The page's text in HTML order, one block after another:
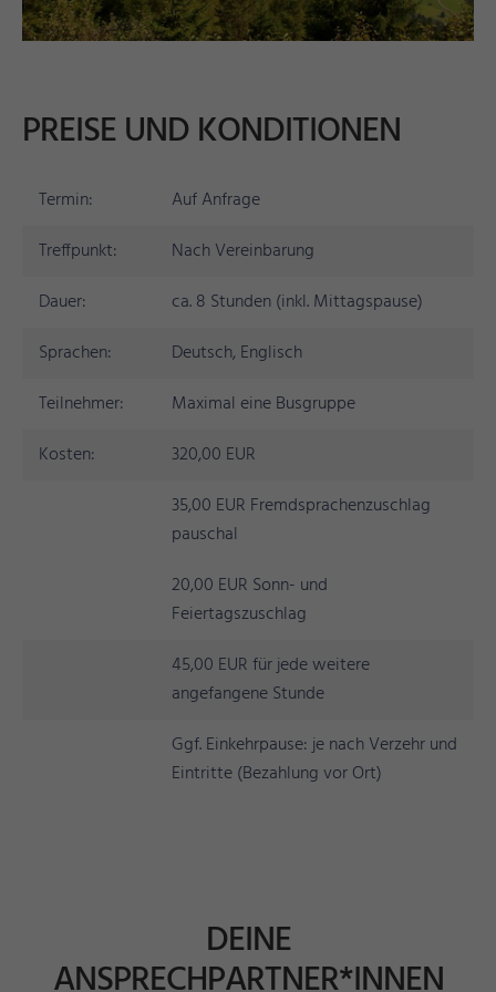
PREISE UND KONDITIONEN
Termin:
Auf Anfrage
Treffpunkt:
Nach Vereinbarung
Dauer:
ca. 8 Stunden (inkl. Mittagspause)
Sprachen:
Deutsch, Englisch
Teilnehmer:
Maximal eine Busgruppe
Kosten:
320,00 EUR
35,00 EUR Fremdsprachenzuschlag
pauschal
20,00 EUR Sonn- und
Feiertagszuschlag
45,00 EUR für jede weitere
angefangene Stunde
Ggf. Einkehrpause: je nach Verzehr und
Eintritte (Bezahlung vor Ort)
DEINE